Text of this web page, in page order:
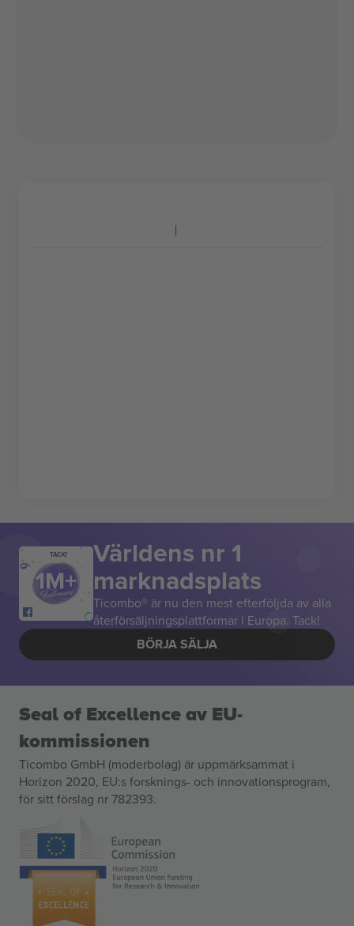
TACK! Världens nr 1
marknadsplats
Ticombo® är nu den mest efterföljda av alla
återförsäljningsplattformar i Europa. Tack!
BÖRJA SÄLJA
Seal of Excellence av EU-
kommissionen
Ticombo GmbH (moderbolag) är uppmärksammat i
Horizon 2020, EU:s forsknings- och innovationsprogram,
för sitt förslag nr 782393.